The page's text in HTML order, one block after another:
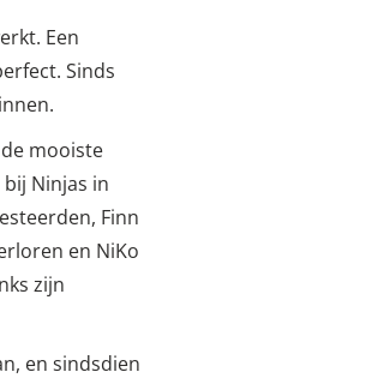
Een
Sinds
mooiste
bij Ninjas in
Finn
en NiKo
zijn
en sindsdien